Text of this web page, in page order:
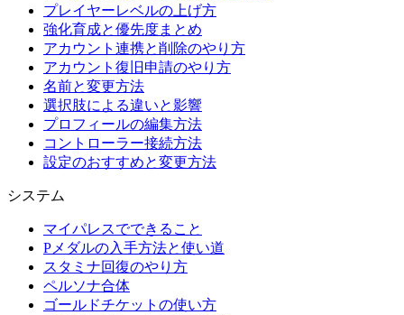
プレイヤーレベルの上げ方
強化育成と優先度まとめ
アカウント連携と削除のやり方
アカウント復旧申請のやり方
名前と変更方法
選択肢による違いと影響
プロフィールの編集方法
コントローラー接続方法
設定のおすすめと変更方法
システム
マイパレスでできること
Pメダルの入手方法と使い道
スタミナ回復のやり方
ペルソナ合体
ゴールドチケットの使い方